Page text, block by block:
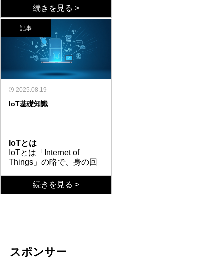
するが、期待した成果が得
られず終わるケースが後を
絶たない。その原因の多く
は、「伴走」という名目で
ありながら、実態は「丸投
げ」になっているためだ。
発注側も受注側も、伴走支
援の本質を理解しないまま
契約を結び、プロジェクト
が進むにつれて認識のずれ
が明確になる。結果とし
て、導入したシステムが活
丸投げ支援の特徴
失敗する「丸投げ型支援」
には明確な特徴がある。ま
ず、コンサルタントが一方
的に最新ツールやシステム
を提案し、現場の業務フロ
ーや課題を十分にヒアリン
グしない。次に、導入後の
運用は企業側に任せきり
で、定期的なフォローアッ
プがない。さらに、従業員
への教育や研修が形式的
システムを導入しても現場
に定着せず、結局は以前の
方法に戻ってしまう。経営
層だけが満足して終わる
「見せかけのDX」になっ
てしまうのである。
真の伴走支援とは
では、真の「伴走支援」と
は何か。第一に、企業の現
状を深く理解することから
始まる。業務フロー、従業
員のスキルレベル、社内の
文化まで把握したうえで、
最適なDX戦略を設計す
軌道修正する。システムを
導入して終わりではなく、
定着するまで継続的にサポ
ートするのだ。第三に、従
業員が自走できるよう、実
践的な教育を提供する。マ
く、実際の業務シーンを想
線で課題に向き合い、成果
支援会社の選び方
伴走支援を選ぶ際は、いく
つかの判断基準がある。ま
ず、過去の実績と具体的な
の改善率などの数値データ
を提示できるかが重要であ
る。次に、初回のヒアリン
グで、どれだけ深く現場の
課題を掘り下げようとする
かを見極める。表面的な質
意だ。さらに、契約内容に
ある。曖昧な表現ではな
かで決まる。表面的なシス
テム導入ではなく、現場に
寄り添い、定着まで責任を
持つパートナーを選ぶこと
が、DX成功への第一歩
だ。明確な成果指標と継続
援会社と組むことで、投資
続きを見る >
記事
2025.08.19
IoT基礎知識
IoTとは
IoTとは「Internet of
Things」の略で、身の回
ターネットに接続される
技術のことである。従来
ワークに接続できるよう
になった。これにより、
注目される理由
IoTの最大の魅力は、デー
工場では機械の稼働状況
を監視して故障を予防
が重要である。「何を改
善したいのか」「どんな
未来への影響
続きを見る >
スポンサー